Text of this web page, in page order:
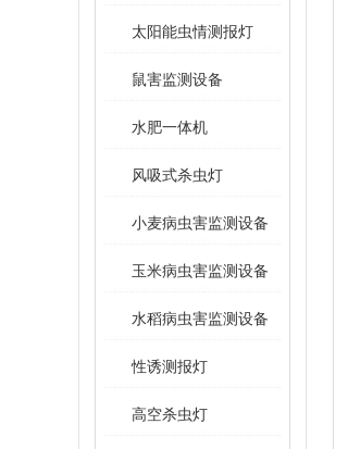
太阳能虫情测报灯
鼠害监测设备
水肥一体机
风吸式杀虫灯
小麦病虫害监测设备
玉米病虫害监测设备
水稻病虫害监测设备
性诱测报灯
高空杀虫灯